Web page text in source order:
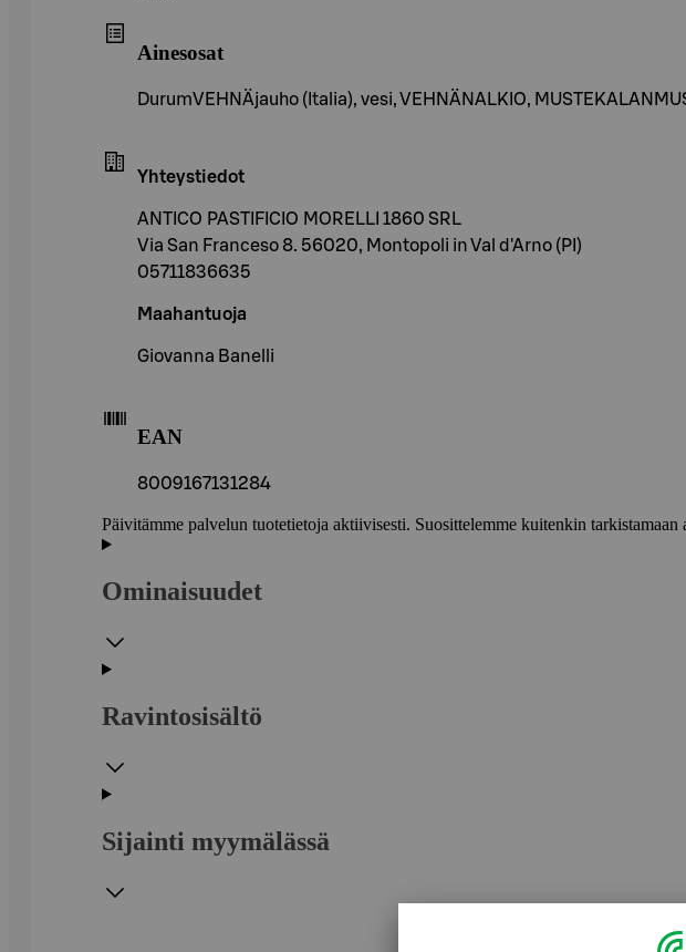
Ainesosat
DurumVEHNÄjauho (Italia), vesi, VEHNÄNALKIO,
Yhteystiedot
ANTICO PASTIFICIO MORELLI 1860 SRL
Via San Franceso 8. 56020, Montopoli in Val d'Arno (PI)
05711836635
Maahantuoja
Giovanna Banelli
EAN
8009167131284
Päivitämme palvelun tuotetietoja aktiivisesti. Suosittelemme kuitenkin tarkistamaan
Ominaisuudet
Ravintosisältö
Sijainti myymälässä